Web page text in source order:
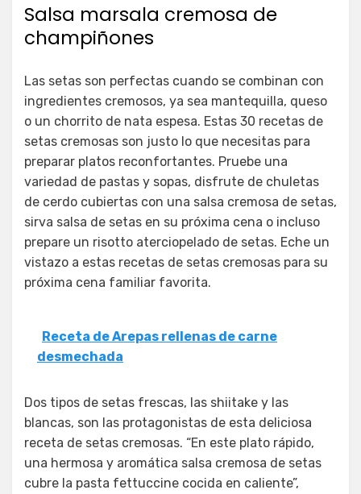
Salsa marsala cremosa de
champiñones
Las setas son perfectas cuando se combinan con
ingredientes cremosos, ya sea mantequilla, queso
o un chorrito de nata espesa. Estas 30 recetas de
setas cremosas son justo lo que necesitas para
preparar platos reconfortantes. Pruebe una
variedad de pastas y sopas, disfrute de chuletas
de cerdo cubiertas con una salsa cremosa de setas,
sirva salsa de setas en su próxima cena o incluso
prepare un risotto aterciopelado de setas. Eche un
vistazo a estas recetas de setas cremosas para su
próxima cena familiar favorita.
Receta de Arepas rellenas de carne
desmechada
Dos tipos de setas frescas, las shiitake y las
blancas, son las protagonistas de esta deliciosa
receta de setas cremosas. “En este plato rápido,
una hermosa y aromática salsa cremosa de setas
cubre la pasta fettuccine cocida en caliente”,